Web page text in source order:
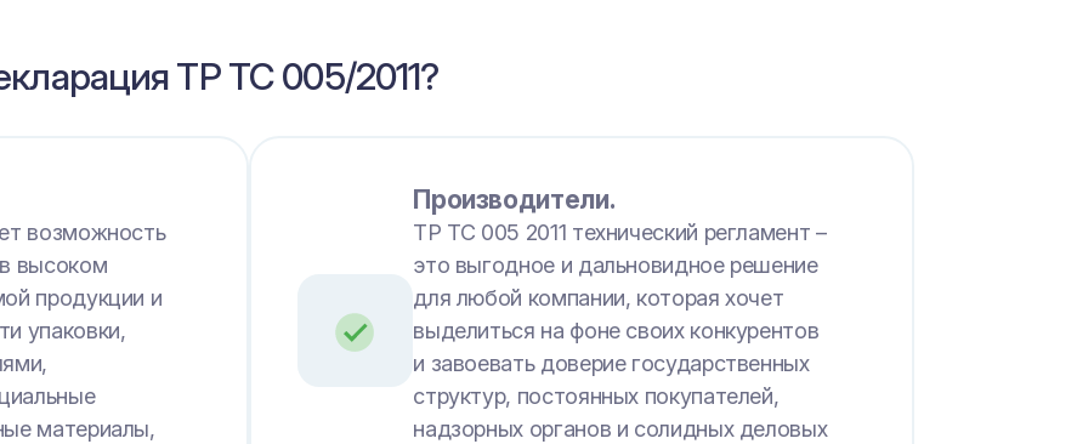
ТР ТС 005/2011?
возможность
высоком
продукции и
упаковки,
материалы,
Производители.
ТР ТС 005 2011 технический регламент –
это выгодное и дальновидное решение
для любой компании, которая хочет
выделиться на фоне своих конкурентов
и завоевать доверие государственных
структур, постоянных покупателей,
надзорных органов и солидных деловых